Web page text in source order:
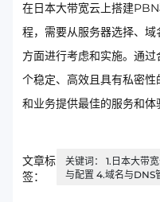
在日本大带宽云上搭建
程，需要从服务器选择、
方面进行考虑和实施。通
个稳定、高效且具有私密
和业务提供最佳的服务和体
文章标
签：
关键词： 1.日本大带
与配置 4.域名与DNS